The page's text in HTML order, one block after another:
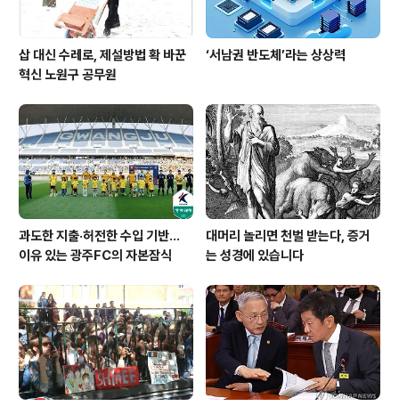
삽 대신 수레로, 제설방법 확 바꾼
혁신 노원구 공무원
‘서남권 반도체’라는 상상력
과도한 지출·허전한 수입 기반…
이유 있는 광주FC의 자본잠식
대머리 놀리면 천벌 받는다, 증거
는 성경에 있습니다